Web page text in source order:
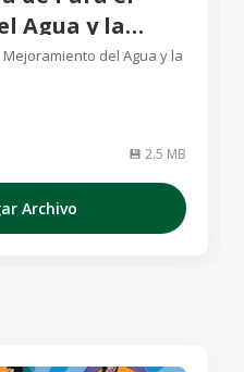
Agua y la
del Agua y la
💾 2.5 MB
Archivo